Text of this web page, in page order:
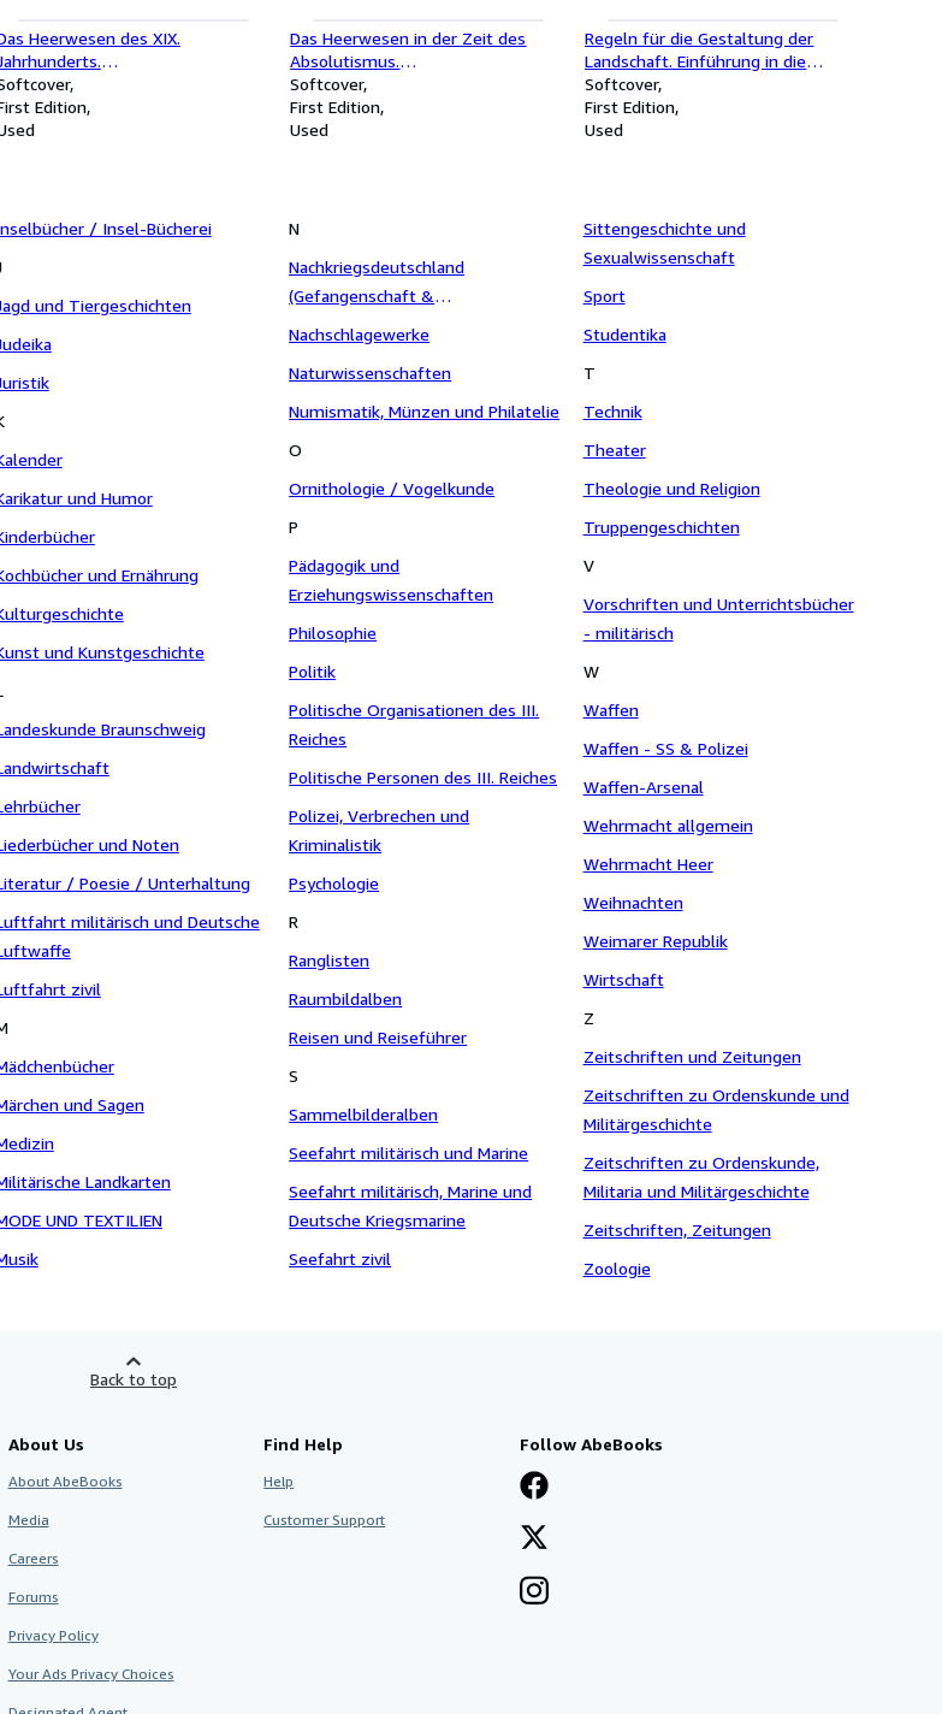
Heerwesen des XIX.
des
Heerwesens 5. Band
Edition
Das Heerwesen in der Zeit des
Absolutismus.
Entwicklungsgeschichte des
deutschen Heerwesens 4. Band.
Softcover
First Edition
Used
Regeln für die Gestaltung der
Landschaft. Einführung in die
Allgemeine Anordnung Nr
20/VI/42 des Reichsführers SS,
Reichskommissars für die
Ostgebieten. Planung und Aufbau.
Softcover
First Edition
Used
/ Insel-Bücherei
und Tiergeschichten
und Humor
und Ernährung
und Kunstgeschichte
Braunschweig
und Noten
/ Poesie / Unterhaltung
militärisch und Deutsche
zivil
und Sagen
Landkarten
UND TEXTILIEN
N
Nachkriegsdeutschland
(Gefangenschaft &
Kriegsverbrecherprozesse ) BRD
Nachschlagewerke
Naturwissenschaften
Numismatik, Münzen und Philatelie
O
Ornithologie / Vogelkunde
P
Pädagogik und
Erziehungswissenschaften
Philosophie
Politik
Politische Organisationen des III.
Reiches
Politische Personen des III. Reiches
Polizei, Verbrechen und
Kriminalistik
Psychologie
R
Ranglisten
Raumbildalben
Reisen und Reiseführer
S
Sammelbilderalben
Seefahrt militärisch und Marine
Seefahrt militärisch, Marine und
Deutsche Kriegsmarine
Seefahrt zivil
Sittengeschichte und
Sexualwissenschaft
Sport
Studentika
T
Technik
Theater
Theologie und Religion
Truppengeschichten
V
Vorschriften und Unterrichtsbücher
- militärisch
W
Waffen
Waffen - SS & Polizei
Waffen-Arsenal
Wehrmacht allgemein
Wehrmacht Heer
Weihnachten
Weimarer Republik
Wirtschaft
Z
Zeitschriften und Zeitungen
Zeitschriften zu Ordenskunde und
Militärgeschichte
Zeitschriften zu Ordenskunde,
Militaria und Militärgeschichte
Zeitschriften, Zeitungen
Zoologie
Back to top
About Us
About AbeBooks
Media
Careers
Forums
Privacy Policy
Your Ads Privacy Choices
Find Help
Help
Customer Support
Follow AbeBooks